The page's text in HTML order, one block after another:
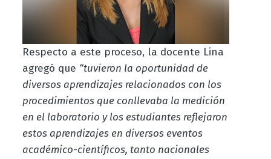
Respecto a este proceso, la docente Lina
agregó que “tuvieron la oportunidad de
diversos aprendizajes relacionados con los
procedimientos que conllevaba la medición
en el laboratorio y los estudiantes reflejaron
estos aprendizajes en diversos eventos
académico-científicos, tanto nacionales